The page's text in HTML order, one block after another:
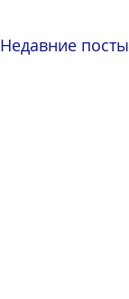
Недавние посты